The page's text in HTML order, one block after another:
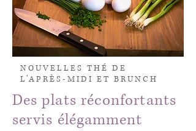
NOUVELLES THÉ DE
L’APRÈS-MIDI ET BRUNCH
Des plats réconfortants
servis élégamment